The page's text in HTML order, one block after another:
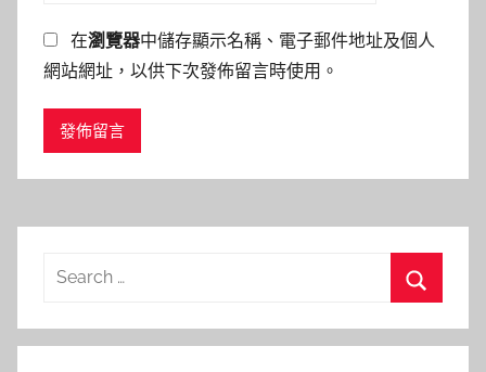
在瀏覽器中儲存顯示名稱、電子郵件地址及個人
網站網址，以供下次發佈留言時使用。
Search